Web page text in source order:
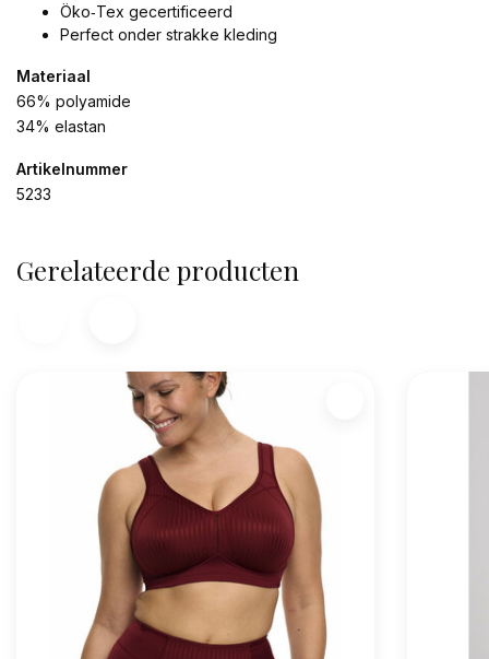
Öko‑Tex gecertificeerd
Perfect onder strakke kleding
Materiaal
66% polyamide
34% elastan
Artikelnummer
5233
Gerelateerde producten